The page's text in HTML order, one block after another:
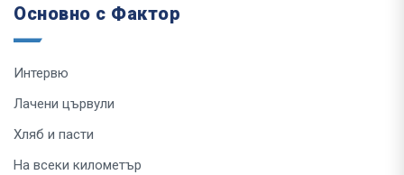
Основно с Фактор
Интервю
Лачени цървули
Хляб и пасти
На всеки километър